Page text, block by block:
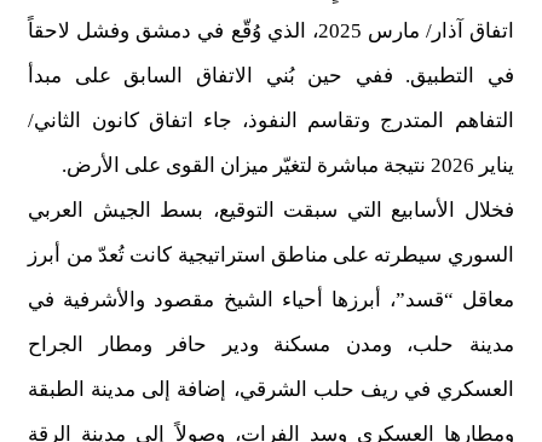
اتفاق آذار/ مارس 2025، الذي وُقّع في دمشق وفشل لاحقاً
في التطبيق. ففي حين بُني الاتفاق السابق على مبدأ
التفاهم المتدرج وتقاسم النفوذ، جاء اتفاق كانون الثاني/
يناير 2026 نتيجة مباشرة لتغيّر ميزان القوى على الأرض.
فخلال الأسابيع التي سبقت التوقيع، بسط الجيش العربي
السوري سيطرته على مناطق استراتيجية كانت تُعدّ من أبرز
معاقل “قسد”، أبرزها أحياء الشيخ مقصود والأشرفية في
مدينة حلب، ومدن مسكنة ودير حافر ومطار الجراح
العسكري في ريف حلب الشرقي، إضافة إلى مدينة الطبقة
ومطارها العسكري وسد الفرات، وصولاً إلى مدينة الرقة